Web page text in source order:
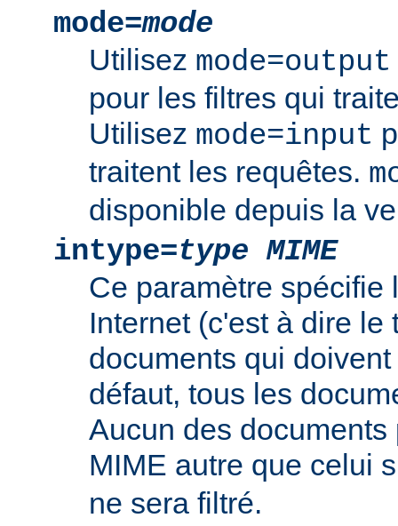
mode=mode
Utilisez mode=output
pour les filtres qui
Utilisez mode=input
traitent les requêtes.
disponible depuis la
intype=type MIME
Ce paramètre spécifie
Internet (c'est à dire le
documents qui
défaut, tous les
Aucun des
MIME autre que celui
ne sera filtré.